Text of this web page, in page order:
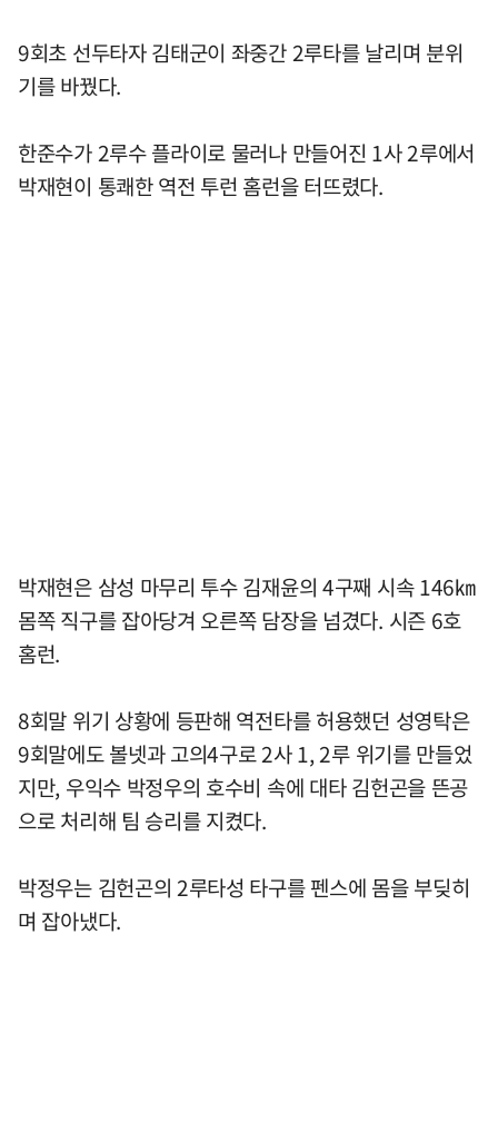
9회초 선두타자 김태군이 좌중간 2루타를 날리며 분위
기를 바꿨다.
한준수가 2루수 플라이로 물러나 만들어진 1사 2루에서
박재현이 통쾌한 역전 투런 홈런을 터뜨렸다.
박재현은 삼성 마무리 투수 김재윤의 4구째 시속 146㎞
몸쪽 직구를 잡아당겨 오른쪽 담장을 넘겼다. 시즌 6호
홈런.
8회말 위기 상황에 등판해 역전타를 허용했던 성영탁은
9회말에도 볼넷과 고의4구로 2사 1, 2루 위기를 만들었
지만, 우익수 박정우의 호수비 속에 대타 김헌곤을 뜬공
으로 처리해 팀 승리를 지켰다.
박정우는 김헌곤의 2루타성 타구를 펜스에 몸을 부딪히
며 잡아냈다.